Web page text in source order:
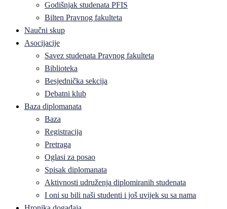
Godišnjak studenata PFIS
Bilten Pravnog fakulteta
Naučni skup
Asocijacije
Savez studenata Pravnog fakulteta
Biblioteka
Besjednička sekcija
Debatni klub
Baza diplomanata
Baza
Registracija
Pretraga
Oglasi za posao
Spisak diplomanata
Aktivnosti udruženja diplomiranih studenata
I oni su bili naši studenti i još uvijek su sa nama